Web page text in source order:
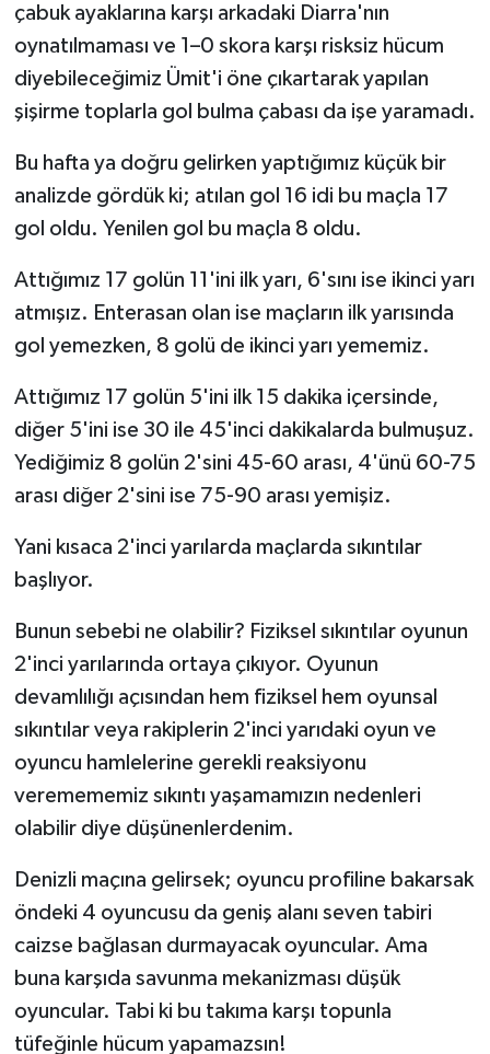
çabuk ayaklarına karşı arkadaki Diarra'nın
oynatılmaması ve 1–0 skora karşı risksiz hücum
diyebileceğimiz Ümit'i öne çıkartarak yapılan
şişirme toplarla gol bulma çabası da işe yaramadı.
Bu hafta ya doğru gelirken yaptığımız küçük bir
analizde gördük ki; atılan gol 16 idi bu maçla 17
gol oldu. Yenilen gol bu maçla 8 oldu.
Attığımız 17 golün 11'ini ilk yarı, 6'sını ise ikinci yarı
atmışız. Enterasan olan ise maçların ilk yarısında
gol yemezken, 8 golü de ikinci yarı yememiz.
Attığımız 17 golün 5'ini ilk 15 dakika içersinde,
diğer 5'ini ise 30 ile 45'inci dakikalarda bulmuşuz.
Yediğimiz 8 golün 2'sini 45-60 arası, 4'ünü 60-75
arası diğer 2'sini ise 75-90 arası yemişiz.
Yani kısaca 2'inci yarılarda maçlarda sıkıntılar
başlıyor.
Bunun sebebi ne olabilir? Fiziksel sıkıntılar oyunun
2'inci yarılarında ortaya çıkıyor. Oyunun
devamlılığı açısından hem fiziksel hem oyunsal
sıkıntılar veya rakiplerin 2'inci yarıdaki oyun ve
oyuncu hamlelerine gerekli reaksiyonu
veremememiz sıkıntı yaşamamızın nedenleri
olabilir diye düşünenlerdenim.
Denizli maçına gelirsek; oyuncu profiline bakarsak
öndeki 4 oyuncusu da geniş alanı seven tabiri
caizse bağlasan durmayacak oyuncular. Ama
buna karşıda savunma mekanizması düşük
oyuncular. Tabi ki bu takıma karşı topunla
tüfeğinle hücum yapamazsın!